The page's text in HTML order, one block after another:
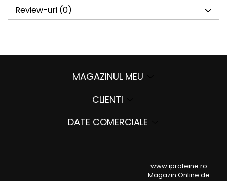
Review-uri (0)
MAGAZINUL MEU
CLIENTI
DATE COMERCIALE